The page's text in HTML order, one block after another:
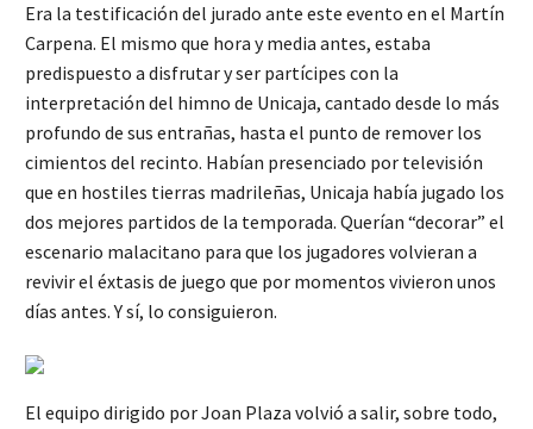
Era la testificación del jurado ante este evento en el Martín
Carpena. El mismo que hora y media antes, estaba
predispuesto a disfrutar y ser partícipes con la
interpretación del himno de Unicaja, cantado desde lo más
profundo de sus entrañas, hasta el punto de remover los
cimientos del recinto. Habían presenciado por televisión
que en hostiles tierras madrileñas, Unicaja había jugado los
dos mejores partidos de la temporada. Querían “decorar” el
escenario malacitano para que los jugadores volvieran a
revivir el éxtasis de juego que por momentos vivieron unos
días antes. Y sí, lo consiguieron.
El equipo dirigido por Joan Plaza volvió a salir, sobre todo,